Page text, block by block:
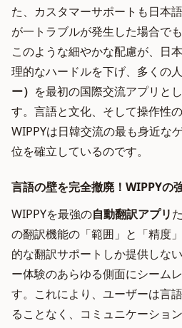
た、カスタマーサポートも日本
が一トラブルが発生した場合で
このような細やかな配慮が、日
理的なハードルを下げ、多くの
ー） を最初の国際交流アプリと
す。言語と文化、そして操作性
WIPPYは日韓交流の最も身近な
位を確立しているのです。
言語の壁を完全撤廃！WIPPYの
WIPPYを最強の自動翻訳アプリ
の翻訳機能の「範囲」と「精度
的な翻訳サポートしか提供しな
ー体験のあらゆる側面にシーム
す。これにより、ユーザーは言
ることなく、コミュニケーショ